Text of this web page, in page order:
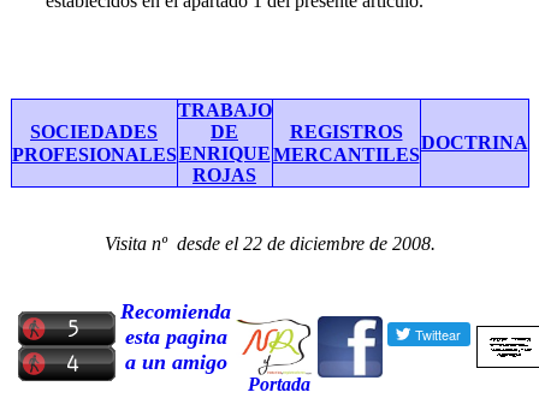
SOCIEDADES
PROFESIONALES
TRABAJO
DE
ENRIQUE
ROJAS
REGISTROS
MERCANTILES
DOCTRINA
Visita nº desde el 22 de diciembre de 2008.
Recomienda
esta pagina
a un amigo
Portada